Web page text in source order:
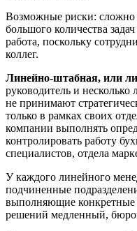
Возможные риски: сложно
большого количества
работа, поскольку
коллег.
Линейно-штабная, или
руководитель и
не принимают
только в рамках своих
компании выполнять
контролировать работу
специалистов, отдела
У каждого линейного
подчиненные
выполняющие
решений медленный,